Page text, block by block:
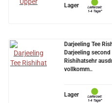
Lager
Darjeeling Tee
Darjeeling second
Rishihatsehr
vollkomm..
Lager